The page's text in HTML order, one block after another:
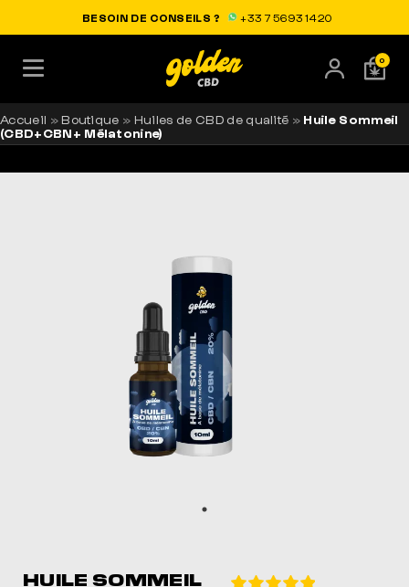
0
LIVRAISON OFFERTE EN FRANCE
BESOIN DE CONSEILS ? +33 7 56 93 14 20
Accueil »Boutique » Huiles de CBD de qualité » Huile Sommeil
(CBD+CBN+ Mélatonine)
HUILE SOMMEIL